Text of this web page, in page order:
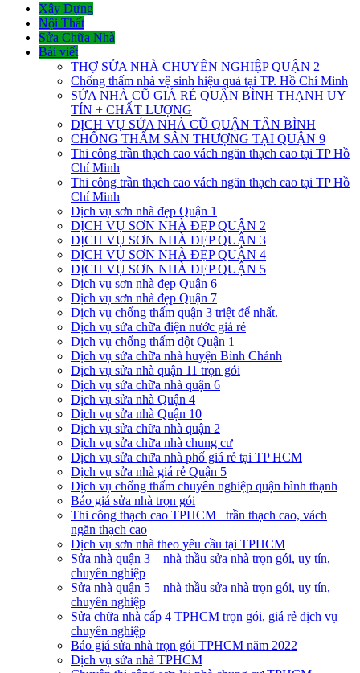
Xây Dựng
Nội Thất
Sửa Chữa Nhà
Bài viết
THỢ SỬA NHÀ CHUYÊN NGHIỆP QUẬN 2
Chống thấm nhà vệ sinh hiệu quả tại TP. Hồ Chí Minh
SỬA NHÀ CŨ GIÁ RẺ QUẬN BÌNH THẠNH UY
TÍN + CHẤT LƯỢNG
DỊCH VỤ SỬA NHÀ CŨ QUẬN TÂN BÌNH
CHỐNG THẤM SÂN THƯỢNG TẠI QUẬN 9
Thi công trần thạch cao vách ngăn thạch cao tại TP Hồ
Chí Minh
Thi công trần thạch cao vách ngăn thạch cao tại TP Hồ
Chí Minh
Dịch vụ sơn nhà đẹp Quận 1
DỊCH VỤ SƠN NHÀ ĐẸP QUẬN 2
DỊCH VỤ SƠN NHÀ ĐẸP QUẬN 3
DỊCH VỤ SƠN NHÀ ĐẸP QUẬN 4
DỊCH VỤ SƠN NHÀ ĐẸP QUẬN 5
Dịch vụ sơn nhà đẹp Quận 6
Dịch vụ sơn nhà đẹp Quận 7
Dịch vụ chống thấm quận 3 triệt để nhất.
Dịch vụ sửa chữa điện nước giá rẻ
Dịch vụ chống thấm dột Quận 1
Dịch vụ sửa chữa nhà huyện Bình Chánh
Dịch vụ sửa nhà quận 11 trọn gói
Dịch vụ sửa chữa nhà quận 6
Dịch vụ sửa nhà Quận 4
Dịch vụ sửa nhà Quận 10
Dịch vụ sửa chữa nhà quận 2
Dịch vụ sửa chữa nhà chung cư
Dịch vụ sửa chữa nhà phố giá rẻ tại TP HCM
Dịch vụ sửa nhà giá rẻ Quận 5
Dịch vụ chống thấm chuyên nghiệp quận bình thạnh
Báo giá sửa nhà trọn gói
Thi công thạch cao TPHCM_ trần thạch cao, vách
ngăn thạch cao
Dịch vụ sơn nhà theo yêu cầu tại TPHCM
Sửa nhà quận 3 – nhà thầu sửa nhà trọn gói, uy tín,
chuyên nghiệp
Sửa nhà quận 5 – nhà thầu sửa nhà trọn gói, uy tín,
chuyên nghiệp
Sửa chữa nhà cấp 4 TPHCM trọn gói, giá rẻ dịch vụ
chuyên nghiệp
Báo giá sửa nhà trọn gói TPHCM năm 2022
Dịch vụ sửa nhà TPHCM